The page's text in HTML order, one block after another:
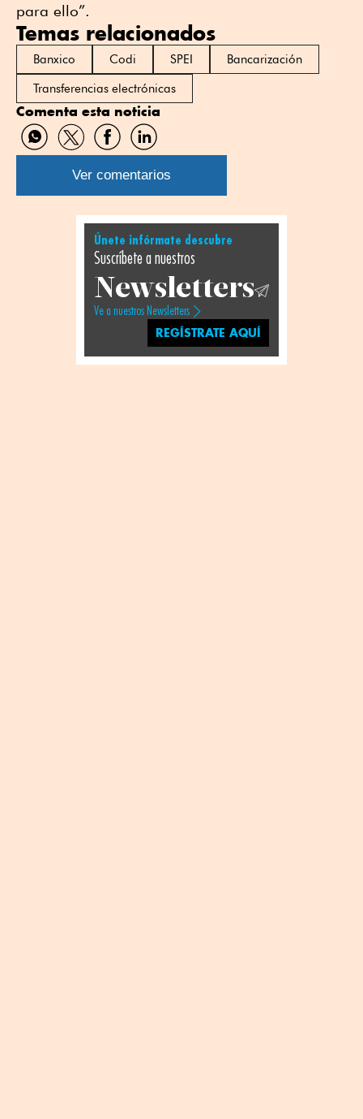
para ello”.
Temas relacionados
Banxico Codi SPEI
Bancarización
Transferencias electrónicas
Comenta esta noticia
Compartir
por
WhatsApp
Compartir
por
Twitter
Compartir
por
Facebook
Compartir
por
Linkedin
Ver comentarios
Únete infórmate descubre
Suscríbete a nuestros
Newsletters
Ve a nuestros Newsletters
REGÍSTRATE AQUÍ